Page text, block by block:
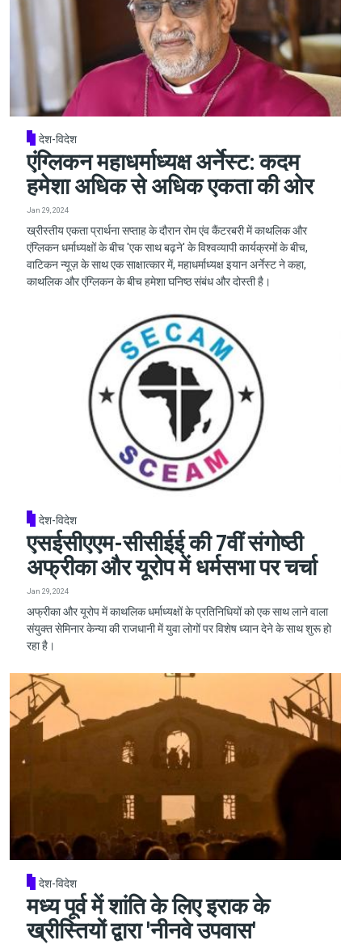
देश-विदेश
एंग्लिकन महाधर्माध्यक्ष अर्नेस्ट: कदम
हमेशा अधिक से अधिक एकता की ओर
Jan 29, 2024
ख्रीस्तीय एकता प्रार्थना सप्ताह के दौरान रोम एंव कैंटरबरी में काथलिक और
एंग्लिकन धर्माध्यक्षों के बीच 'एक साथ बढ़ने' के विश्वव्यापी कार्यक्रमों के बीच,
वाटिकन न्यूज़ के साथ एक साक्षात्कार में, महाधर्माध्यक्ष इयान अर्नेस्ट ने कहा,
काथलिक और एंग्लिकन के बीच हमेशा घनिष्ठ संबंध और दोस्ती है।
देश-विदेश
एसईसीएएम-सीसीईई की 7वीं संगोष्ठी
अफ्रीका और यूरोप में धर्मसभा पर चर्चा
Jan 29, 2024
अफ्रीका और यूरोप में काथलिक धर्माध्यक्षों के प्रतिनिधियों को एक साथ लाने वाला
संयुक्त सेमिनार केन्या की राजधानी में युवा लोगों पर विशेष ध्यान देने के साथ शुरू हो
रहा है।
देश-विदेश
मध्य पूर्व में शांति के लिए इराक के
ख्रीस्तियों द्वारा 'नीनवे उपवास'